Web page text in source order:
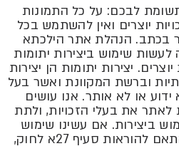
לבכם: על כל התמונות
יוצרים ואין להשתמש בכל
בכתב. הנהלת אתר הילכתא
שימוש ביצירות יתומות
זכות יוצרים. יצירות יתומות הן יצירות
וברשת המקוונת ואשר בעל
ידוע או לא אותר. אנו עושים
את בעלי הזכויות, ולתת
ביצירות. אם עשינו שימוש
ביצירה שבבעלותכם בהתאם להוראות סעיף 27א לחוק,